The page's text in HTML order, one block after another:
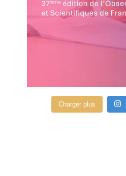
Charger plus